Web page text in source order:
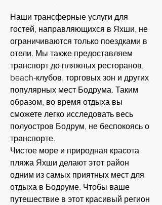
Наши трансферные услуги для
гостей, направляющихся в Яхши, не
ограничиваются только поездками в
отели. Мы также предоставляем
транспорт до пляжных ресторанов,
beach-клубов, торговых зон и других
популярных мест Бодрума. Таким
образом, во время отдыха вы
сможете легко исследовать весь
полуостров Бодрум, не беспокоясь о
транспорте.
Чистое море и природная красота
пляжа Яхши делают этот район
одним из самых приятных мест для
отдыха в Бодруме. Чтобы ваше
путешествие в этот красивый регион